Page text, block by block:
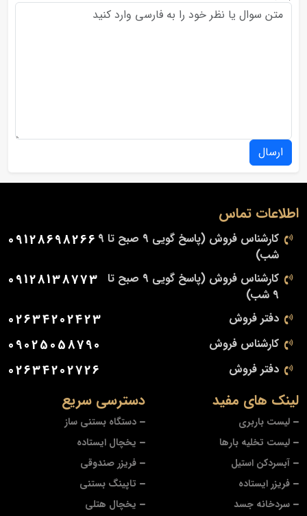
ارسال
دسترسی سریع
دستگاه بستنی ساز
یخچال ایستاده
فریزر صندوقی
تاپینگ بستنی
یخچال هتلی
لینک های مفید
لیست باربری
لیست تخلیه بارها
آبسردکن استیل
فریزر ایستاده
سردخانه جسد
اطلاعات تماس
کارشناس فروش (پاسخ گویی 9 صبح تا 9
شب)
09128698266
کارشناس فروش (پاسخ گویی 9 صبح تا
9 شب)
09128138773
دفتر فروش 02634202423
کارشناس فروش 09025058790
دفتر فروش 02634202726